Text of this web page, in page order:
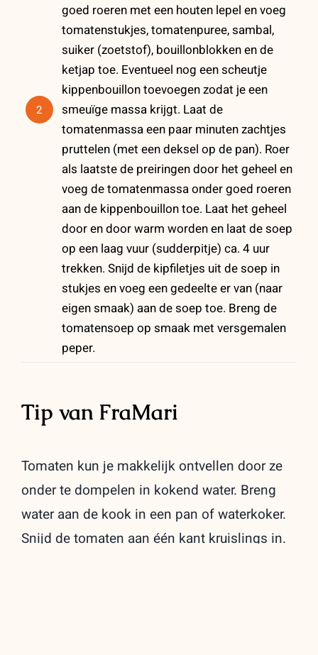
2
goed roeren met een houten lepel en voeg
tomatenstukjes, tomatenpuree, sambal,
suiker (zoetstof), bouillonblokken en de
ketjap toe. Eventueel nog een scheutje
kippenbouillon toevoegen zodat je een
smeuïge massa krijgt. Laat de
tomatenmassa een paar minuten zachtjes
pruttelen (met een deksel op de pan). Roer
als laatste de preiringen door het geheel en
voeg de tomatenmassa onder goed roeren
aan de kippenbouillon toe. Laat het geheel
door en door warm worden en laat de soep
op een laag vuur (sudderpitje) ca. 4 uur
trekken. Snijd de kipfiletjes uit de soep in
stukjes en voeg een gedeelte er van (naar
eigen smaak) aan de soep toe. Breng de
tomatensoep op smaak met versgemalen
peper.
Tip van FraMari
Tomaten kun je makkelijk ontvellen door ze
onder te dompelen in kokend water. Breng
water aan de kook in een pan of waterkoker.
Snijd de tomaten aan één kant kruislings in.